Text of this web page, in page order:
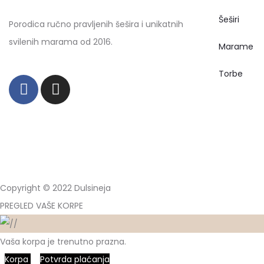
Porodica ručno pravljenih šešira i unikatnih
svilenih marama od 2016.
Šeširi
Marame
Torbe
Copyright © 2022 Dulsineja
PREGLED VAŠE KORPE
Vaša korpa je trenutno prazna.
Korpa
Potvrda plaćanja